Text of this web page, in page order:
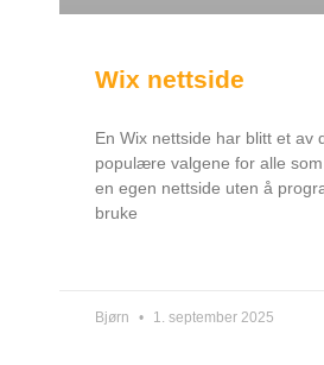
Wix nettside
En Wix nettside har blitt et av
populære valgene for alle
en egen nettside uten å
bruke
Bjørn 1. september 2025